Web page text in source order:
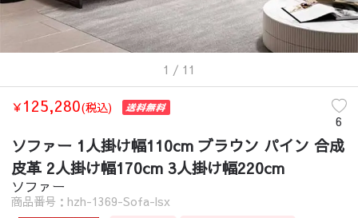
1 / 11
￥125,280(税込)
6
ソファー 1人掛け幅110cm ブラウン パイン 合成
皮革 2人掛け幅170cm 3人掛け幅220cm
ソファー
商品番号：hzh-1369-Sofa-lsx